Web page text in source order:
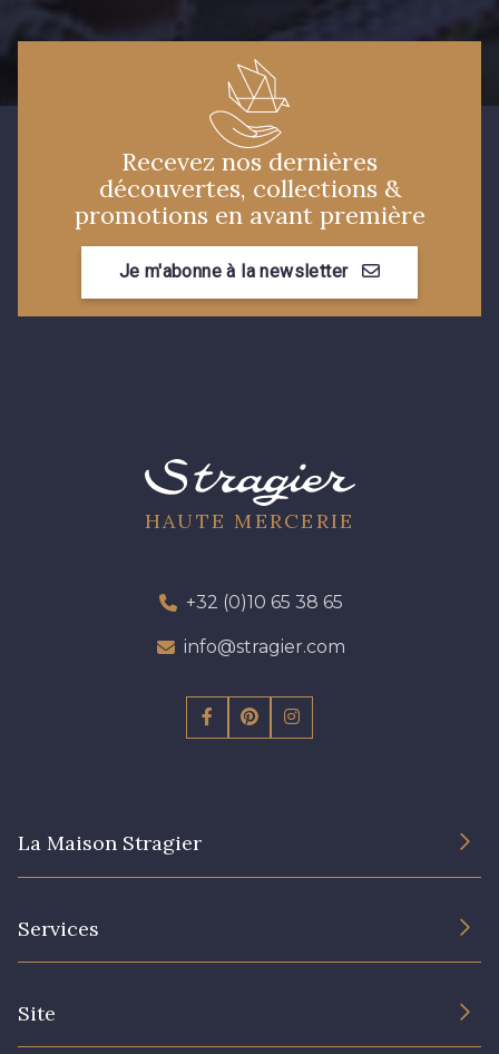
Recevez nos dernières
découvertes, collections &
promotions en avant première
Je m'abonne à la newsletter
HAUTE MERCERIE
+32 (0)10 65 38 65
info@stragier.com
La Maison Stragier
Services
Site